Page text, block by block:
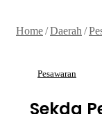
Home/Daerah /
Pesawaran
Sekda